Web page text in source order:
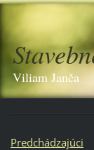
Viliam Janča
Predchádzajúci